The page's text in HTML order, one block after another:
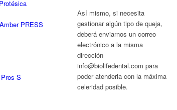
PRESS
S
Así mismo, si necesita
gestionar algún tipo de queja,
deberá enviarnos un correo
electrónico a la misma
dirección
info@biolifedental.com para
poder atenderla con la máxima
celeridad posible.